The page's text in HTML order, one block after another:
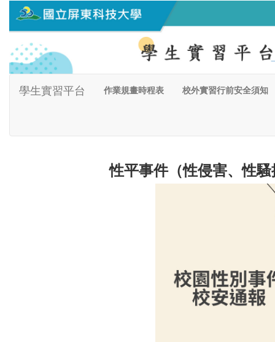
學生實習平台 作業規畫時程表 校外實習行前安全須知
性平事件（性侵害、性